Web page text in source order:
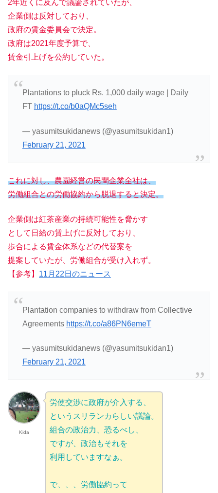
2年近くに及んで議論されていたが、
企業側は反対しており、
政府の賃金委員会で決定。
政府は2021年度予算で、
賃金引上げを公約していた。
Plantations to pluck Rs. 1,000 daily wage | Daily
FT https://t.co/b0aQMc5seh
— yasumitsukidanews (@yasumitsukidan1)
February 21, 2021
これに対し、農園経営の民間企業全社は、
労働組合との労働協約から脱退すると決定。
企業側は紅茶産業の持続可能性を脅かす
として日給の賃上げに反対しており、
歩合による賃金体系などの代替案を
提案していたが、労働組合が受け入れず。
【参考】 11月22日のニュース
Plantation companies to withdraw from Collective
Agreements https://t.co/a86PN6emeT
— yasumitsukidanews (@yasumitsukidan1)
February 21, 2021
Kida
労使交渉に政府が介入する、
というスリランカらしい議論。
組合の政治力、恐るべし、
ですが、政治もそれを
利用していますなぁ。
で、、、労働協約って